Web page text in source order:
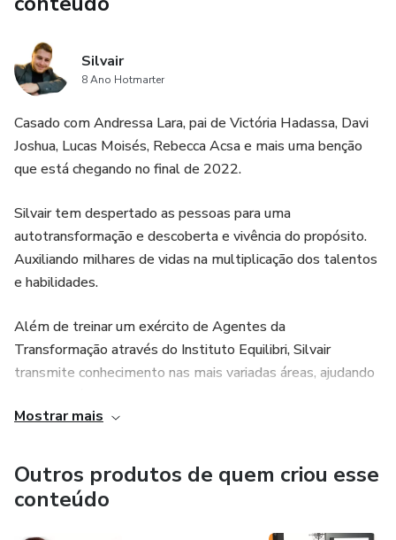
Silvair
8 Ano Hotmarter
Casado com Andressa Lara, pai de Victória Hadassa, Davi
Joshua, Lucas Moisés, Rebecca Acsa e mais uma benção
que está chegando no final de 2022.
Silvair tem despertado as pessoas para uma
autotransformação e descoberta e vivência do propósito.
Auxiliando milhares de vidas na multiplicação dos talentos
e habilidades.
Além de treinar um exército de Agentes da
Transformação através do Instituto Equilibri, Silvair
transmite conhecimento nas mais variadas áreas, ajudando
“SOMOS MORDOMOS DE DEUS, QUEM NÃO NASCEU
PRA SERVIR NÃO SERVE “.
Mostrar mais
Outros produtos de quem criou esse
conteúdo